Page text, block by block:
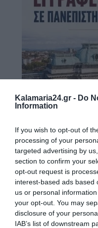
Kalamaria24.gr - Do
Information
If you wish to opt-out of
processing of your
targeted advertising by
section to confirm your
opt-out request is
interest-based ads based
us or personal
your opt-out. You may
disclosure of your
IAB’s list of downstream